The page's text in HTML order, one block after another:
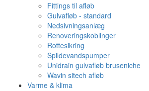
Fittings til afløb
Gulvafløb - standard
Nedsivningsanlæg
Renoveringskoblinger
Rottesikring
Spildevandspumper
Unidrain gulvafløb bruseniche
Wavin sitech afløb
Varme & klima